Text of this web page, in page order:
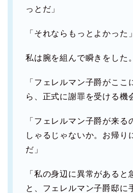
っとだ」
「それならもっとよかった」
私は腕を組んで瞬きをした。
「フェレルマン子爵がここ
ら、正式に謝罪を受ける機
「フェレルマン子爵が来る
しゃるじゃないか。お帰り
だ」
「私の身辺に異常があると
と、フェレルマン子爵邸に